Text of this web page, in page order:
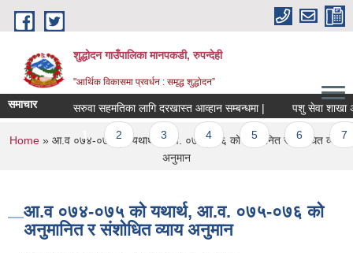
Skip to main content
शुद्धोदन गाउँपालिका मानपकडी, रुपन्देही
"आर्थिक विकासमा प्रवर्धन : समृद्ध शुद्धोदन”
समाचार सरुवा सहमतिका लागि दरखास्त आव्हान सम्बन्धमा | पशु सेवा शाखा
Pages
1 2 3 5 6 7
You are here
Home» आ.व ०७४-०७५ को यथार्थ, आ.व. ०७५-०७६ को अनुमानित र संशोधित व्याय
अनुमान
आ.व ०७४-०७५ को यथार्थ, आ.व. ०७५-०७६ को
अनुमानित र संशोधित व्याय अनुमान